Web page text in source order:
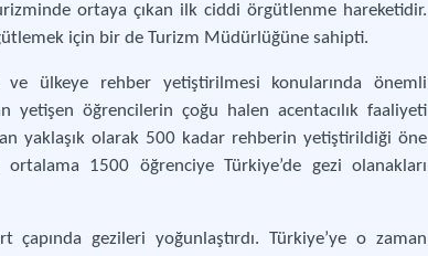
ortaya çıkan ilk ciddi örgütlenme hareketidir.
için bir de Turizm Müdürlüğüne sahipti.
ve ülkeye rehber yetiştirilmesi konularında önemli
yetişen öğrencilerin çoğu halen acentacılık faaliyeti
yaklaşık olarak 500 kadar rehberin yetiştirildiği öne
1500 öğrenciye Türkiye’de gezi olanakları
gezileri yoğunlaştırdı. Türkiye’ye o zaman